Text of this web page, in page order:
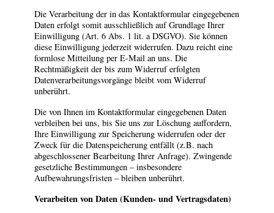
Die Verarbeitung der in das Kontaktformular eingegebenen
Daten erfolgt somit ausschließlich auf Grundlage Ihrer
Einwilligung (Art. 6 Abs. 1 lit. a DSGVO). Sie können
diese Einwilligung jederzeit widerrufen. Dazu reicht eine
formlose Mitteilung per E-Mail an uns. Die
Rechtmäßigkeit der bis zum Widerruf erfolgten
Datenverarbeitungsvorgänge bleibt vom Widerruf
unberührt.
Die von Ihnen im Kontaktformular eingegebenen Daten
verbleiben bei uns, bis Sie uns zur Löschung auffordern,
Ihre Einwilligung zur Speicherung widerrufen oder der
Zweck für die Datenspeicherung entfällt (z.B. nach
abgeschlossener Bearbeitung Ihrer Anfrage). Zwingende
gesetzliche Bestimmungen – insbesondere
Aufbewahrungsfristen – bleiben unberührt.
Verarbeiten von Daten (Kunden- und Vertragsdaten)